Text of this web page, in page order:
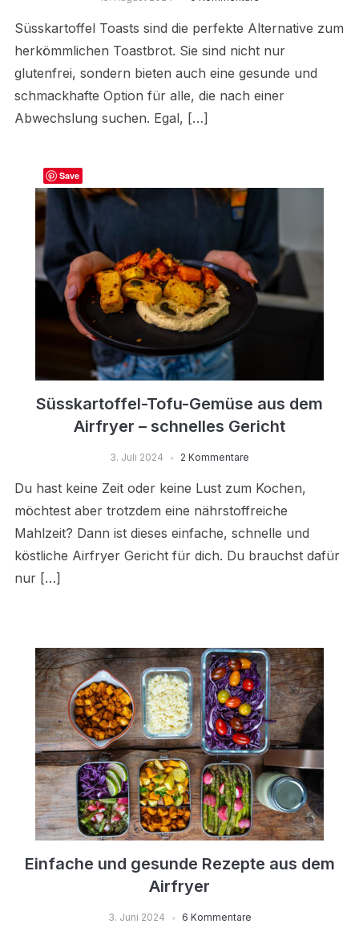
Süsskartoffel Toasts sind die perfekte Alternative zum
herkömmlichen Toastbrot. Sie sind nicht nur
glutenfrei, sondern bieten auch eine gesunde und
schmackhafte Option für alle, die nach einer
Abwechslung suchen. Egal, […]
Süsskartoffel-Tofu-Gemüse aus dem
Airfryer – schnelles Gericht
3. Juli 2024 2 Kommentare
Du hast keine Zeit oder keine Lust zum Kochen,
möchtest aber trotzdem eine nährstoffreiche
Mahlzeit? Dann ist dieses einfache, schnelle und
köstliche Airfryer Gericht für dich. Du brauchst dafür
nur […]
Einfache und gesunde Rezepte aus dem
Airfryer
3. Juni 2024 6 Kommentare
Save